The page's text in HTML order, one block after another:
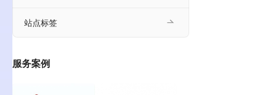
站点标签
服务案例